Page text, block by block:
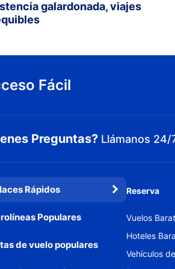
galardonada, viajes
Fácil
Preguntas? Llámanos 24/
Rápidos
Populares
de vuelo populares
Reserva
Vuelos
Hoteles
Vehículos